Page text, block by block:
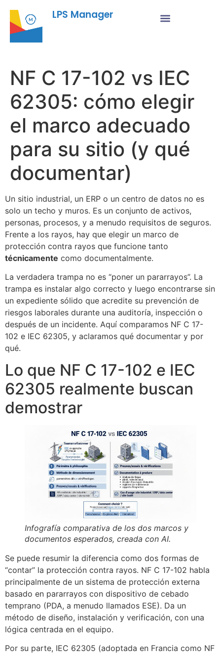
LPS Manager
NF C 17-102 vs IEC
62305: cómo elegir
el marco adecuado
para su sitio (y qué
documentar)
Un sitio industrial, un ERP o un centro de datos no es
solo un techo y muros. Es un conjunto de activos,
personas, procesos, y a menudo requisitos de seguros.
Frente a los rayos, hay que elegir un marco de
protección contra rayos que funcione tanto
técnicamente como documentalmente.
La verdadera trampa no es “poner un pararrayos”. La
trampa es instalar algo correcto y luego encontrarse sin
un expediente sólido que acredite su prevención de
riesgos laborales durante una auditoría, inspección o
después de un incidente. Aquí comparamos NF C 17-
102 e IEC 62305, y aclaramos qué documentar y por
qué.
Lo que NF C 17-102 e IEC
62305 realmente buscan
demostrar
Infografía comparativa de los dos marcos y
documentos esperados, creada con AI.
Se puede resumir la diferencia como dos formas de
“contar” la protección contra rayos. NF C 17-102 habla
principalmente de un sistema de protección externa
basado en pararrayos con dispositivo de cebado
temprano (PDA, a menudo llamados ESE). Da un
método de diseño, instalación y verificación, con una
lógica centrada en el equipo.
Por su parte, IEC 62305 (adoptada en Francia como NF